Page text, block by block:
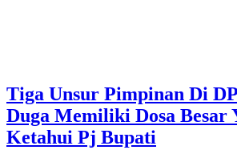
Tiga Unsur Pimpinan Di
Duga Memiliki Dosa Besar
Ketahui Pj Bupati